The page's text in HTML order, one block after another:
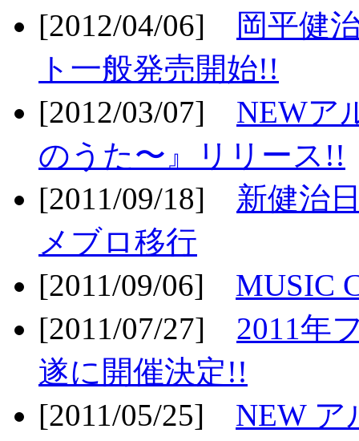
[2012/04/06]
岡平健
ト一般発売開始!!
[2012/03/07] NEWア
のうた〜』リリース!!
[2011/09/18] 新健治
メブロ移行
[2011/09/06] MUSIC
[2011/07/27] 2011年
遂に開催決定!!
[2011/05/25] NEW